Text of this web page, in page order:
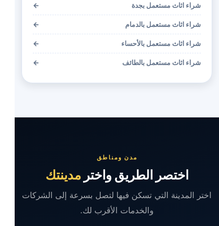
شراء اثاث مستعمل بجدة ←
شراء اثاث مستعمل بالدمام ←
شراء اثاث مستعمل بالأحساء ←
شراء اثاث مستعمل بالطائف ←
مدن ومناطق
اختصر الطريق واختر مدينتك
اختر المدينة التي تسكن فيها لتصل بسرعة إلى الشركات
والخدمات الأقرب لك.